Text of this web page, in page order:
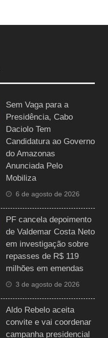
Sem Vaga para a
Presidência, Cabo
Daciolo Tem
Candidatura ao Governo
do Amazonas
Anunciada Pelo
Mobiliza
6 de agosto de 2026
PF cancela depoimento
de Valdemar Costa Neto
em investigação sobre
repasses de R$ 119
milhões em emendas
3 de agosto de 2026
Aldo Rebelo aceita
convite e vai coordenar
campanha presidencial